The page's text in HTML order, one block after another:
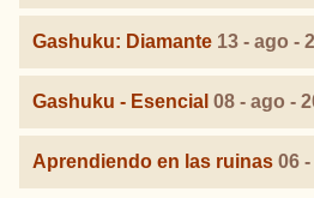
Gashuku: Diamante 13 - ago -
Gashuku - Esencial 08 - ago -
Aprendiendo en las ruinas 06